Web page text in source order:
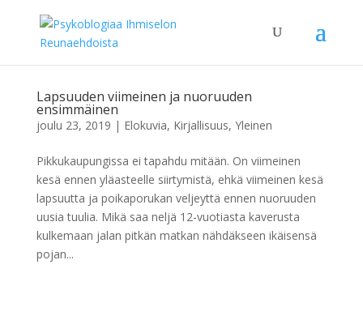
Lapsuuden viimeinen ja nuoruuden
ensimmäinen
joulu 23, 2019 | Elokuvia, Kirjallisuus, Yleinen
Pikkukaupungissa ei tapahdu mitään. On viimeinen
kesä ennen yläasteelle siirtymistä, ehkä viimeinen kesä
lapsuutta ja poikaporukan veljeyttä ennen nuoruuden
uusia tuulia. Mikä saa neljä 12-vuotiasta kaverusta
kulkemaan jalan pitkän matkan nähdäkseen ikäisensä
pojan...